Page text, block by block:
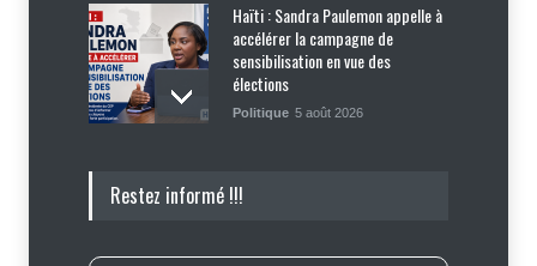
Haïti : Sandra Paulemon appelle à
accélérer la campagne de
sensibilisation en vue des
élections
Politique 5 août 2026
gouvernement resserre son
Restez informé !!!